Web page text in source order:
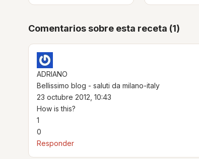
Comentarios sobre esta receta (1)
ADRIANO
Bellissimo blog - saluti da milano-italy
23 octubre 2012, 10:43
How is this?
1
0
Responder